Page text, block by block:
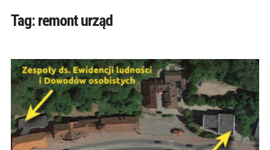
Tag: remont urząd